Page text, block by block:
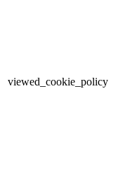
viewed_cookie_policy